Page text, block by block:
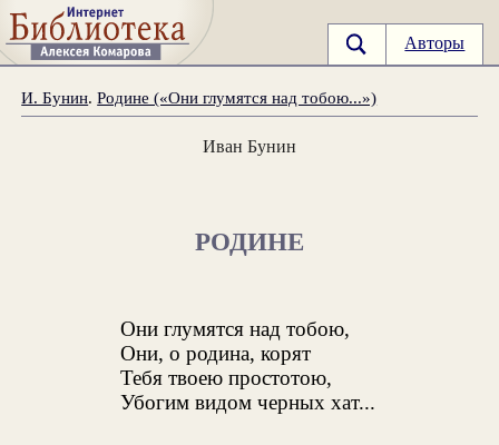
Авторы
И. Бунин.Родине («Они глумятся над тобою...»)
Иван Бунин
РОДИНЕ
Они глумятся над тобою,
Они, о родина, корят
Тебя твоею простотою,
Убогим видом черных хат...